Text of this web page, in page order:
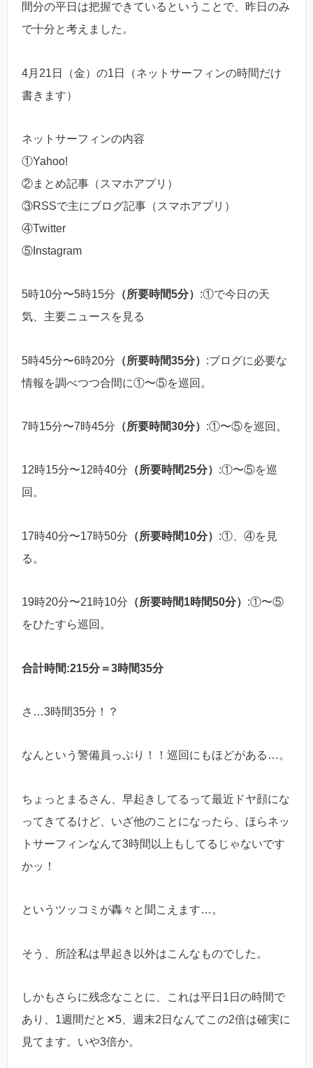
間分の平日は把握できているということで、昨日のみ
で十分と考えました。
4月21日（金）の1日（ネットサーフィンの時間だけ
書きます）
ネットサーフィンの内容
①Yahoo!
②まとめ記事（スマホアプリ）
③RSSで主にブログ記事（スマホアプリ）
④Twitter
⑤Instagram
5時10分〜5時15分 （所要時間5分） :①で今日の天
気、主要ニュースを見る
5時45分〜6時20分 （所要時間35分） :ブログに必要な
情報を調べつつ合間に①〜⑤を巡回。
7時15分〜7時45分 （所要時間30分） :①〜⑤を巡回。
12時15分〜12時40分 （所要時間25分） :①〜⑤を巡
回。
17時40分〜17時50分 （所要時間10分） :①、④を見
る。
19時20分〜21時10分 （所要時間1時間50分） :①〜⑤
をひたすら巡回。
合計時間:215分＝3時間35分
さ…3時間35分！？
なんという警備員っぷり！！巡回にもほどがある…。
ちょっとまるさん、早起きしてるって最近ドヤ顔にな
ってきてるけど、いざ他のことになったら、ほらネッ
トサーフィンなんて3時間以上もしてるじゃないです
かッ！
というツッコミが轟々と聞こえます…。
そう、所詮私は早起き以外はこんなものでした。
しかもさらに残念なことに、これは平日1日の時間で
あり、1週間だと✕5、週末2日なんてこの2倍は確実に
見てます。いや3倍か。